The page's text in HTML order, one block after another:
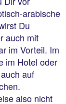
arabische
Du
auch mit
im Vorteil. Im
im Hotel oder
auf
also nicht